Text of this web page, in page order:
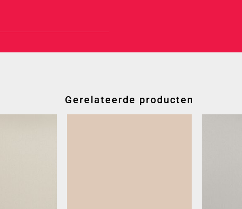
Gerelateerde producten